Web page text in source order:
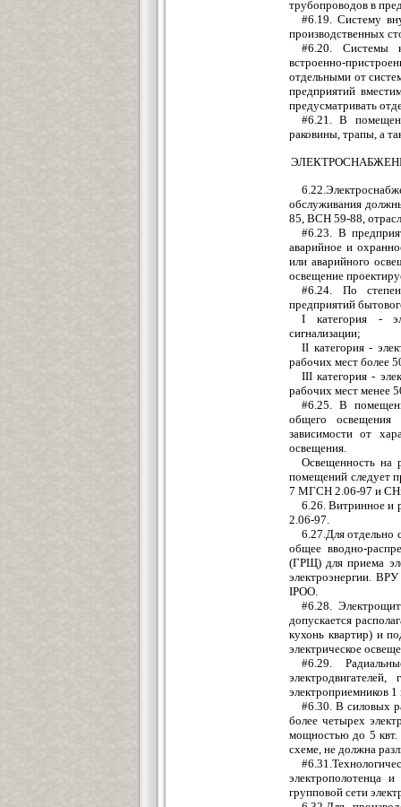
трубопроводов в
#6.19. Систему
производственных
#6.20. Системы
встроенно-
отдельными от
предприятий
предусматривать
#6.21. В
раковины, трапы, а
обслуживания
85, ВСН 59-88,
#6.23. В
аварийное и
или аварийного
освещение
#6.24. По
предприятий
I категория -
сигнализации;
II категория -
рабочих мест более
III категория -
рабочих мест менее
#6.25. В
общего освещения
зависимости от
освещения.
Освещенность на
помещений следует
7 МГСН 2.06-97 и
6.26. Витринное и
2.06-97.
6.27.Для отдельно
общее вводно-
(ГРЩ) для приема
электроэнергии.
IРОО.
#6.28.
допускается
кухонь квартир) и
электрическое
#6.29.
электроприемников
#6.30. В силовых
более четырех
мощностью до 5 квт.
схеме, не должна
электрополотенца
групповой сети